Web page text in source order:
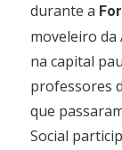
durante a
moveleiro da
na capital
professores
que
Social